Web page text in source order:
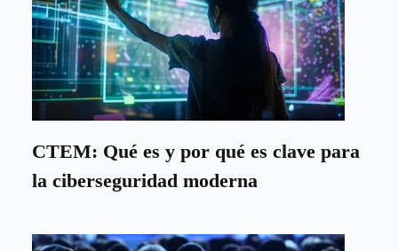
CTEM: Qué es y por qué es clave para
la ciberseguridad moderna